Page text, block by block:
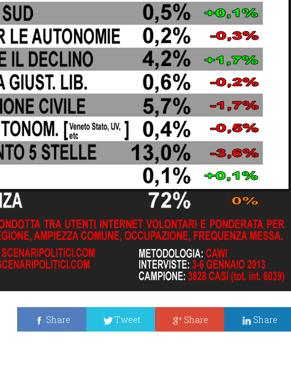
Share Tweet Share Share